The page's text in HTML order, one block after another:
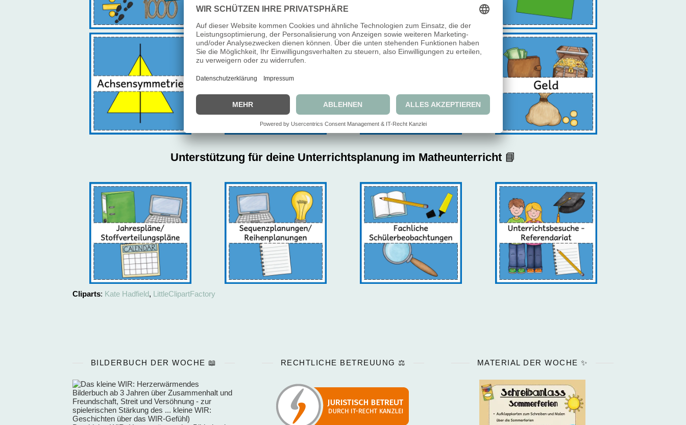
Unterstützung für deine Unterrichtsplanung im Matheunterricht 📘
Cliparts: Kate Hadfield, LittleClipartFactory
BILDERBUCH DER WOCHE 📖 RECHTLICHE BETREUUNG ⚖️ MATERIAL DER WOCHE ✨